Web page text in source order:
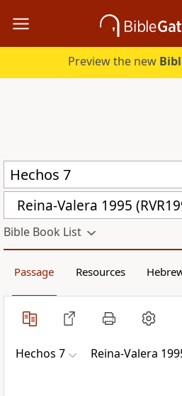
Preview the new
Reina-Valera 1995
Bible Book List
Passage Resources
Hechos 7 Reina-Valera